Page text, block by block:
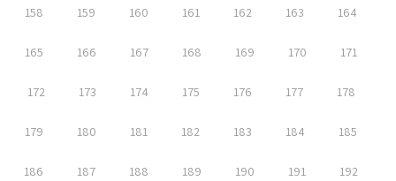
158 159 160 161 162 163 164
165 166 167 168 169 170 171
172 173 174 175 176 177 178
179 180 181 182 183 184 185
186 187 188 189 190 191 192